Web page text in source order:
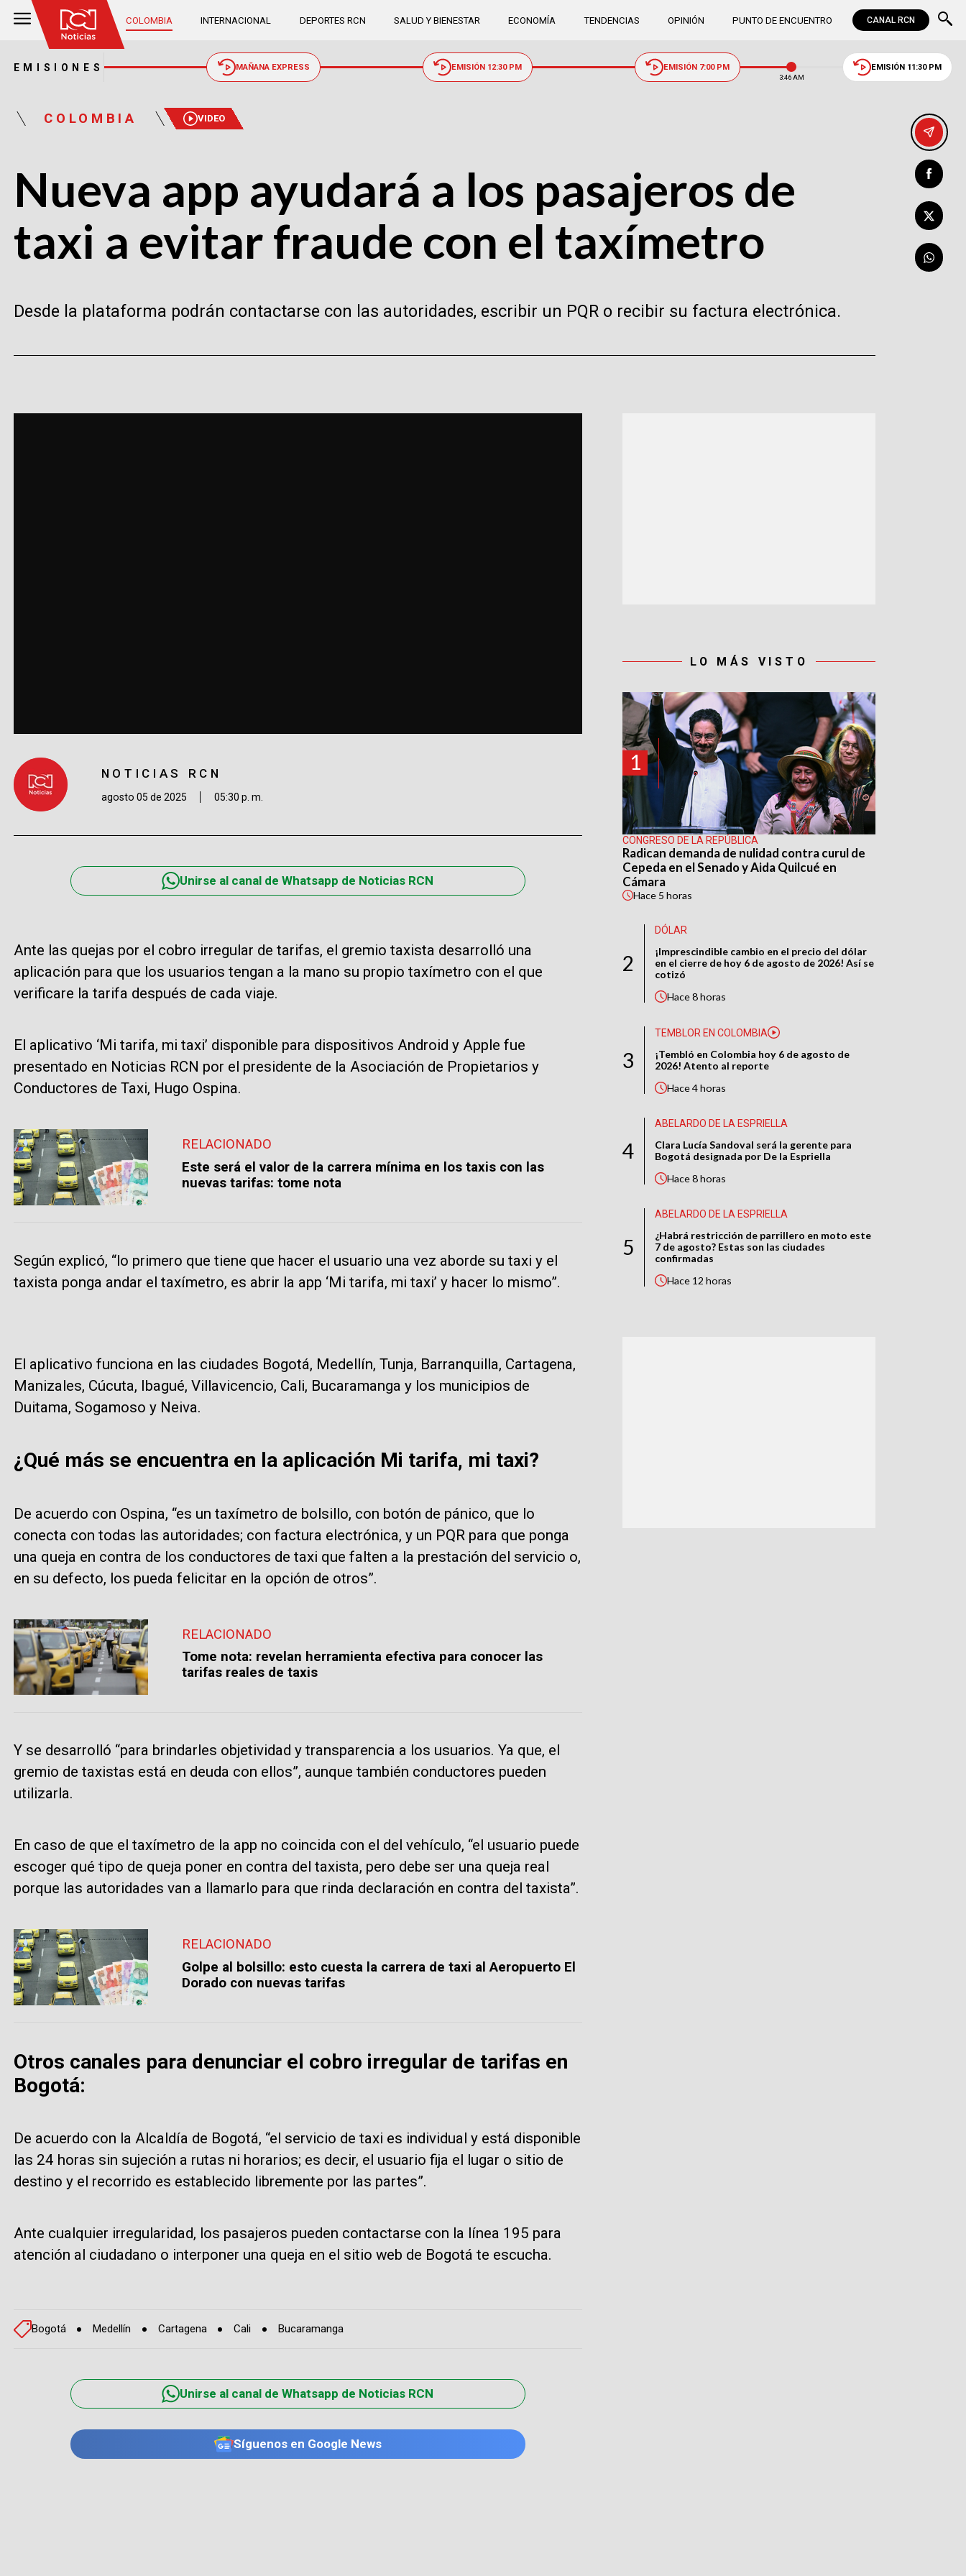
COLOMBIA INTERNACIONAL DEPORTES RCN SALUD Y BIENESTAR ECONOMÍA TENDENCIAS OPINIÓN PUNTO DE ENCUENTRO CANAL RCN
EMISIONES MAÑANA EXPRESS EMISIÓN 12:30 PM EMISIÓN 7:00 PM
3:46 AM
EMISIÓN 11:30 PM
COLOMBIA VIDEO
Nueva app ayudará a los pasajeros de
taxi a evitar fraude con el taxímetro
Desde la plataforma podrán contactarse con las autoridades, escribir un PQR o recibir su factura electrónica.
NOTICIAS RCN
agosto 05 de 2025 05:30 p. m.
Unirse al canal de Whatsapp de Noticias RCN
Ante las quejas por el cobro irregular de tarifas, el gremio taxista desarrolló una
aplicación para que los usuarios tengan a la mano su propio taxímetro con el que
verificare la tarifa después de cada viaje.
El aplicativo ‘Mi tarifa, mi taxi’ disponible para dispositivos Android y Apple fue
presentado en Noticias RCN por el presidente de la Asociación de Propietarios y
Conductores de Taxi, Hugo Ospina.
RELACIONADO
Este será el valor de la carrera mínima en los taxis con las
nuevas tarifas: tome nota
Según explicó, “lo primero que tiene que hacer el usuario una vez aborde su taxi y el
taxista ponga andar el taxímetro, es abrir la app ‘Mi tarifa, mi taxi’ y hacer lo mismo”.
El aplicativo funciona en las ciudades Bogotá, Medellín, Tunja, Barranquilla, Cartagena,
Manizales, Cúcuta, Ibagué, Villavicencio, Cali, Bucaramanga y los municipios de
Duitama, Sogamoso y Neiva.
¿Qué más se encuentra en la aplicación Mi tarifa, mi taxi?
De acuerdo con Ospina, “es un taxímetro de bolsillo, con botón de pánico, que lo
conecta con todas las autoridades; con factura electrónica, y un PQR para que ponga
una queja en contra de los conductores de taxi que falten a la prestación del servicio o,
en su defecto, los pueda felicitar en la opción de otros”.
RELACIONADO
Tome nota: revelan herramienta efectiva para conocer las
tarifas reales de taxis
Y se desarrolló “para brindarles objetividad y transparencia a los usuarios. Ya que, el
gremio de taxistas está en deuda con ellos”, aunque también conductores pueden
utilizarla.
En caso de que el taxímetro de la app no coincida con el del vehículo, “el usuario puede
escoger qué tipo de queja poner en contra del taxista, pero debe ser una queja real
porque las autoridades van a llamarlo para que rinda declaración en contra del taxista”.
RELACIONADO
Golpe al bolsillo: esto cuesta la carrera de taxi al Aeropuerto El
Dorado con nuevas tarifas
Otros canales para denunciar el cobro irregular de tarifas en
Bogotá:
De acuerdo con la Alcaldía de Bogotá, “el servicio de taxi es individual y está disponible
las 24 horas sin sujeción a rutas ni horarios; es decir, el usuario fija el lugar o sitio de
destino y el recorrido es establecido libremente por las partes”.
Ante cualquier irregularidad, los pasajeros pueden contactarse con la línea 195 para
atención al ciudadano o interponer una queja en el sitio web de Bogotá te escucha.
Bogotá Medellín Cartagena Cali Bucaramanga
Unirse al canal de Whatsapp de Noticias RCN
Síguenos en Google News
LO MÁS VISTO
1
CONGRESO DE LA REPÚBLICA
Radican demanda de nulidad contra curul de
Cepeda en el Senado y Aida Quilcué en
Cámara
Hace 5 horas
2
DÓLAR
¡Imprescindible cambio en el precio del dólar
en el cierre de hoy 6 de agosto de 2026! Así se
cotizó
Hace8 horas
3
TEMBLOR EN COLOMBIA
¡Tembló en Colombia hoy 6 de agosto de
2026! Atento al reporte
Hace4 horas
4
ABELARDO DE LA ESPRIELLA
Clara Lucía Sandoval será la gerente para
Bogotá designada por De la Espriella
Hace8 horas
5
ABELARDO DE LA ESPRIELLA
¿Habrá restricción de parrillero en moto este
7 de agosto? Estas son las ciudades
confirmadas
Hace 12 horas